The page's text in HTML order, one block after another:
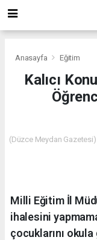
Anasayfa Eğitim
Kalıcı
(Düzce Meydan
Milli Eğitim İl
ihalesini
çocuklarını okula